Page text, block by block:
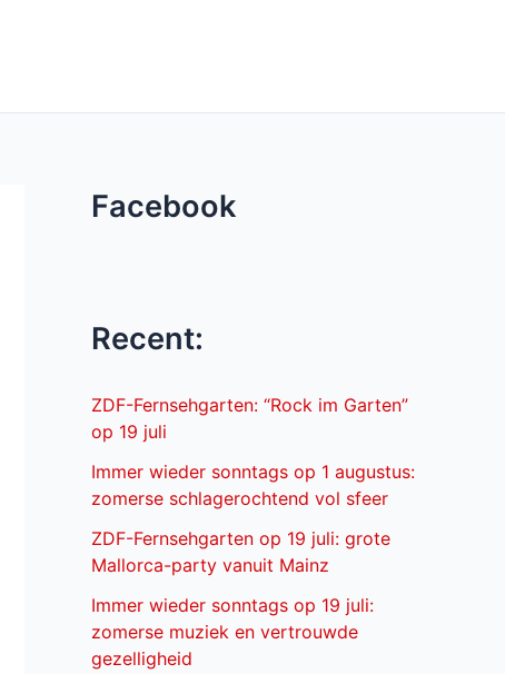
Facebook
Recent:
ZDF-Fernsehgarten: “Rock im Garten”
op 19 juli
Immer wieder sonntags op 1 augustus:
zomerse schlagerochtend vol sfeer
ZDF-Fernsehgarten op 19 juli: grote
Mallorca-party vanuit Mainz
Immer wieder sonntags op 19 juli:
zomerse muziek en vertrouwde
gezelligheid